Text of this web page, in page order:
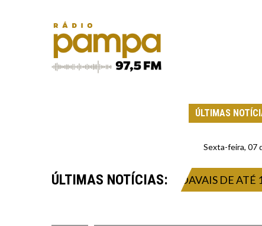
ÚLTIMAS
Sexta-feira, 07
ÚLTIMAS NOTÍCIAS:
TEMPORAL INTENSO E VENDAVAIS DE ATÉ 132